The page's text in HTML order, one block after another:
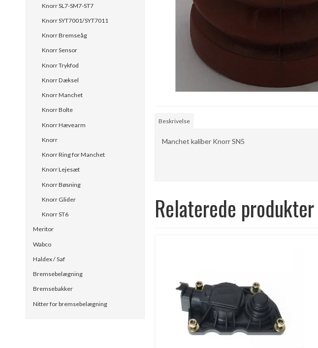
Knorr SL7-SM7-ST7
Knorr SYT7001/SYT7011
Knorr Bremseåg
Knorr Sensor
Knorr Trykfod
Knorr Dæksel
Knorr Manchet
Knorr Bolte
Knorr Hævearm
Knorr
Knorr Ring for Manchet
Knorr Lejesæt
Knorr Bøsning
Knorr Glider
Knorr ST6
Meritor
Wabco
Haldex / Saf
Bremsebelægning
Bremsebakker
Nitter for bremsebelægning
Beskrivelse
Manchet kaliber Knorr SN5
Relaterede produkter